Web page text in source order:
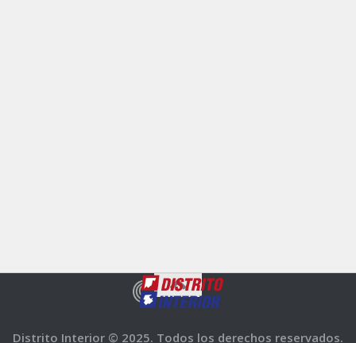
Distrito Interior © 2025. Todos los derechos reservados.